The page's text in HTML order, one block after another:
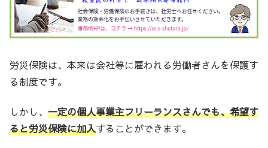
労災保険は、本来は会社等に雇われる労働者さんを保護す
る制度です。
しかし、 一定の個人事業主フリーランスさんでも、希望す
ると労災保険に加入することができます。